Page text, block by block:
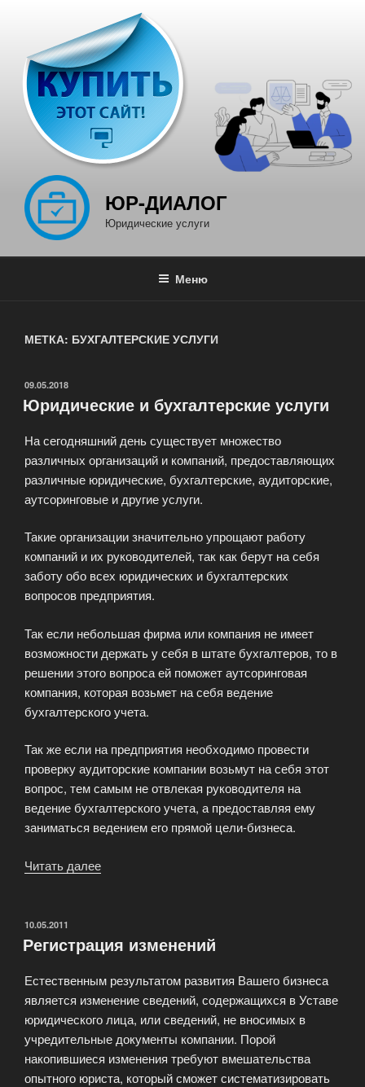
содержимому
ЮР-ДИАЛОГ
Юридические услуги
Меню
МЕТКА: БУХГАЛТЕРСКИЕ УСЛУГИ
ОПУБЛИКОВАНО
09.05.2018
Юридические и бухгалтерские услуги
На сегодняшний день существует множество
различных организаций и компаний, предоставляющих
различные юридические, бухгалтерские, аудиторские,
аутсоринговые и другие услуги.
Такие организации значительно упрощают работу
компаний и их руководителей, так как берут на себя
заботу обо всех юридических и бухгалтерских
вопросов предприятия.
Так если небольшая фирма или компания не имеет
возможности держать у себя в штате бухгалтеров, то в
решении этого вопроса ей поможет аутсоринговая
компания, которая возьмет на себя ведение
бухгалтерского учета.
Так же если на предприятия необходимо провести
проверку аудиторские компании возьмут на себя этот
вопрос, тем самым не отвлекая руководителя на
ведение бухгалтерского учета, а предоставляя ему
заниматься ведением его прямой цели-бизнеса.
Читать далее
ОПУБЛИКОВАНО
10.05.2011
Регистрация изменений
Естественным результатом развития Вашего бизнеса
является изменение сведений, содержащихся в Уставе
юридического лица, или сведений, не вносимых в
учредительные документы компании. Порой
накопившиеся изменения требуют вмешательства
опытного юриста, который сможет систематизировать